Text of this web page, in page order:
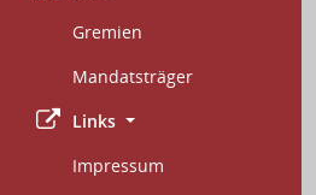
Gremien
Mandatsträger
Links
Impressum